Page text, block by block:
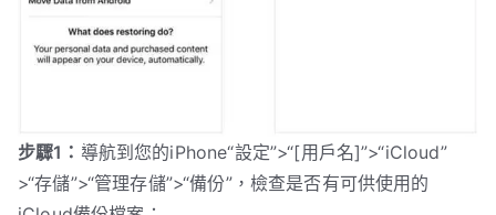
步驟1： 導航到您的iPhone“設定”>“[用戶名]”>“iCloud”
>“存儲”>“管理存儲”>“備份”，檢查是否有可供使用的